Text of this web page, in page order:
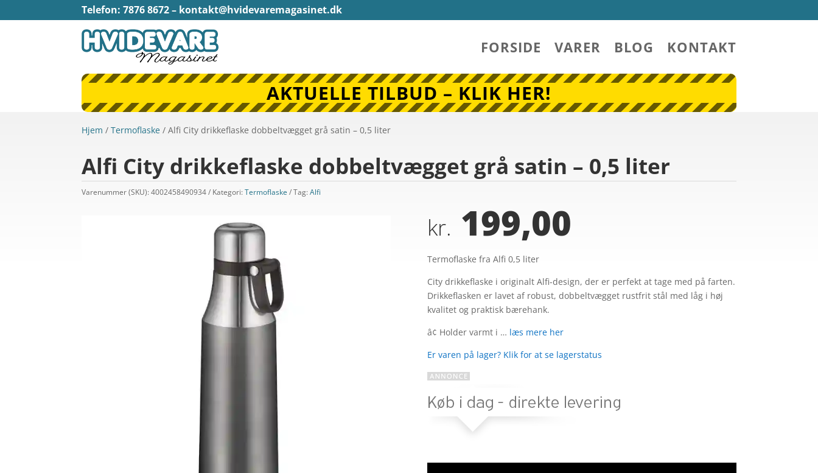
Telefon: 7876 8672 – kontakt@hvidevaremagasinet.dk
FORSIDE VARER BLOG KONTAKT
AKTUELLE TILBUD – KLIK HER!
Hjem /Termoflaske / Alfi City drikkeflaske dobbeltvægget grå satin – 0,5 liter
Alfi City drikkeflaske dobbeltvægget grå satin – 0,5 liter
Varenummer (SKU):4002458490934 Kategori:Termoflaske Tag:Alfi
kr. 199,00
Termoflaske fra Alfi 0,5 liter
City drikkeflaske i originalt Alfi-design, der er perfekt at tage med på farten.
Drikkeflasken er lavet af robust, dobbeltvægget rustfrit stål med låg i høj
kvalitet og praktisk bærehank.
â¢ Holder varmt i … læs mere her
Er varen på lager? Klik for at se lagerstatus